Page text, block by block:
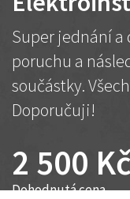
Super jednání
poruchu a
součástky.
Doporučuji!
2 500 Kč
Dohodnutá cena